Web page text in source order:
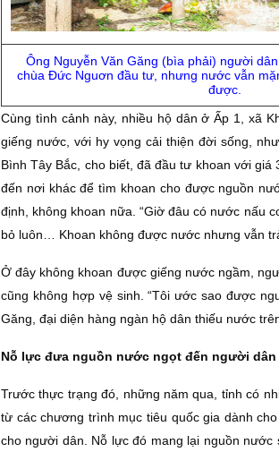
Ông Nguyễn Văn Găng (bìa phải) người
chùa Đức Nguơn đầu tư, nhưng nước vẫn
được.
Cùng tình cảnh này, nhiều hộ dân ở Ấp 1, xã
giếng nước, với hy vọng cải thiện đời sống,
Bình Tây Bắc, cho biết, đã đầu tư khoan với
đến nơi khác để tìm khoan cho được nguồn
định, không khoan nữa. “Giờ đâu có nước nấu
bỏ luôn… Khoan không được nước nhưng vẫn
Ở đây không khoan được giếng nước ngầm,
cũng không hợp vệ sinh. “Tôi ước sao được
Găng, đại diện hàng ngàn hộ dân thiếu nước
Nỗ lực đưa nguồn nước ngọt đến người dân
Trước thực trạng đó, những năm qua, tỉnh có
từ các chương trình mục tiêu quốc gia dành
cho người dân. Nỗ lực đó mang lại nguồn